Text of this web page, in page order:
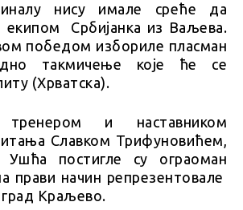
нису имале среће да
екипом Србијанка из Ваљева.
победом избориле пласман
такмичење које ће се
(Хрватска).
тренером и наставником
Славком Трифуновићем,
Ушћа постигле су ограоман
прави начин репрезентовале
град Краљево.